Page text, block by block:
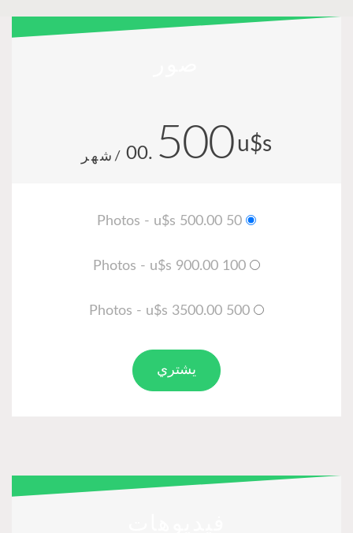
u$s
500
.00 /شهر
يشتري